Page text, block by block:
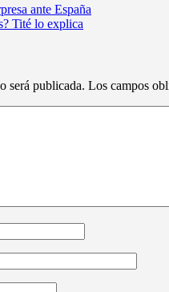
ante España
Tité lo explica
será publicada. Los campos